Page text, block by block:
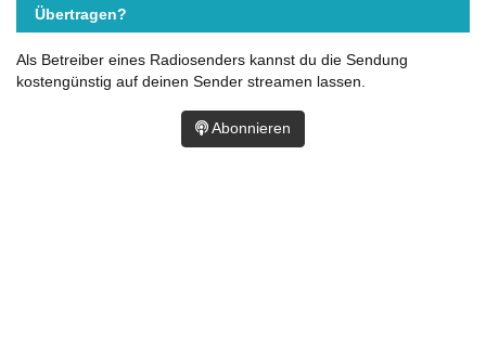
Übertragen?
Als Betreiber eines Radiosenders kannst du die Sendung
kostengünstig auf deinen Sender streamen lassen.
Abonnieren